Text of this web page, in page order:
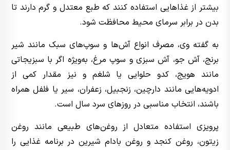
بیشتر از غذاهایی استفاده کنند که طبع معتدل و گرم دارند تا
بدن در برابر سرمای محیط محافظت شود.
به گفته وی، مصرف انواع آش‌ها و سوپ‌های سبک مانند شیر
برنج، آش جو، آش سبزی و سوپ مرغ، به‌ویژه اگر با سبزیجاتی
مانند هویج، کدو حلوایی یا شلغم و نیز مقدار کمی از
ادویه‌هایی مانند دارچین، زنجبیل، زعفران، سیر یا فلفل همراه
باشند، انتخاب مناسبی در روزهای سرد سال است.
پرویزی استفاده متعادل از روغن‌های طبیعی مانند روغن
زیتون، روغن کنجد و روغن بادام شیرین در برنامه غذایی را